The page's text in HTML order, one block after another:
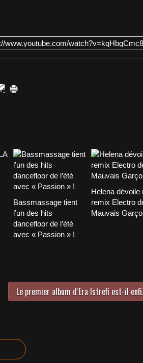
www.youtube.com/
Bassmassage tient
l’un des hits
dancefloor de l’été
avec « Passion » !
Helena dévoile
remix Electro
Mauvais
Le